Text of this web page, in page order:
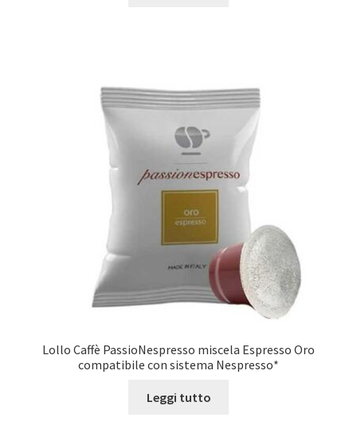
Lollo Caffè PassioNespresso miscela Espresso Oro
compatibile con sistema Nespresso*
Leggi tutto